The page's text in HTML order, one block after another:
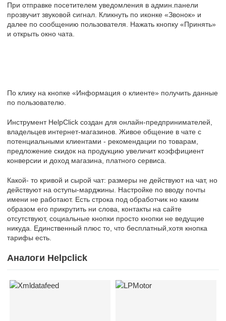
При отправке посетителем уведомления в админ.панели
прозвучит звуковой сигнал. Кликнуть по иконке «Звонок» и
далее по сообщению пользователя. Нажать кнопку «Принять»
и открыть окно чата.
По клику на кнопке «Информация о клиенте» получить данные
по пользователю.
Инструмент HelpClick создан для онлайн-предпринимателей,
владельцев интернет-магазинов. Живое общение в чате с
потенциальными клиентами - рекомендации по товарам,
предложение скидок на продукцию увеличит коэффициент
конверсии и доход магазина, платного сервиса.
Какой- то кривой и сырой чат: размеры не действуют на чат, но
действуют на оступы-марджины. Настройке по вводу почты
имени не работают. Есть строка под обработчик но каким
образом его прикрутить ни слова, контакты на сайте
отсутствуют, социальные кнопки просто кнопки не ведущие
никуда. Единственный плюс то, что бесплатный,хотя кнопка
тарифы есть.
Аналоги Helpclick